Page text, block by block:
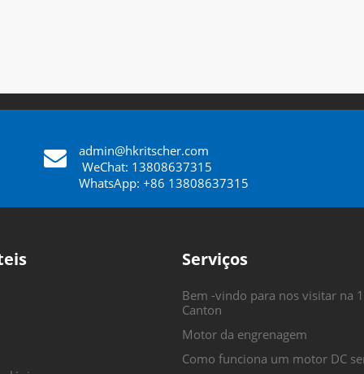
admin@hkritscher.com
WeChat: 13808637315
WhatsApp: +86 13808637315
Serviços
Bem -vindo para nos visitar na
Canton
Motor da engrenagem
Como funciona um motor DC